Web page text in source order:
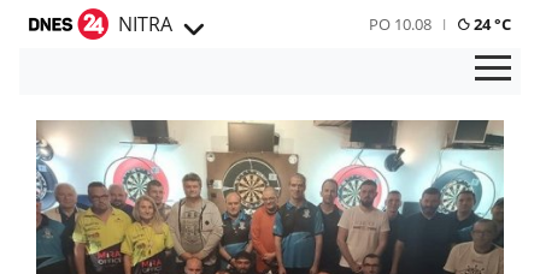
NITRA PO 10.08 24 °C